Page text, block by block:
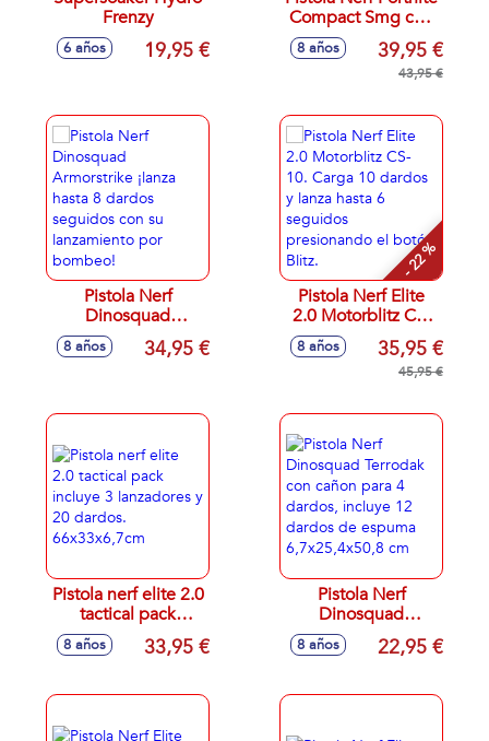
Frenzy
6 años 19,95 €
Compact Smg con
capadidad para 8
dardos
8 años 39,95 €
43,95 €
Pistola Nerf
Dinosquad
Armorstrike ¡lanza
hasta 8 dardos
bombeo!
8 años 34,95 €
- 22 %
Pistola Nerf Elite
2.0 Motorblitz CS-
10. Carga 10
dardos y lanza
hasta 6 seguidos
botón Blitz.
8 años 35,95 €
45,95 €
Pistola nerf elite 2.0
tactical pack
incluye 3
lanzadores y 20
66x33x6,7cm
8 años 33,95 €
Pistola Nerf
Dinosquad
Terrodak con cañon
para 4 dardos,
de espuma
8 años 22,95 €